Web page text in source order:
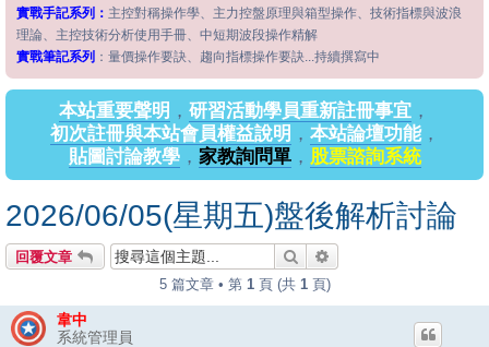
實戰手記系列： 主控對稱操作學、主力控盤原理與箱型操作、技術指標與波浪
理論、主控技術分析使用手冊、中短期波段操作精解
實戰筆記系列 ：量價操作要訣、趨向指標操作要訣...持續撰寫中
本站重要聲明 ， 研習活動學員重新註冊事宜 ，
初次註冊與本站會員權益說明 ， 本站論壇功能，
貼圖討論教學， 家教詢問單， 股票諮詢系統
2026/06/05(星期五)盤後解析討論
回覆文章 搜尋
5 篇文章 • 第 1頁 (共 1頁)
韋中
系統管理員